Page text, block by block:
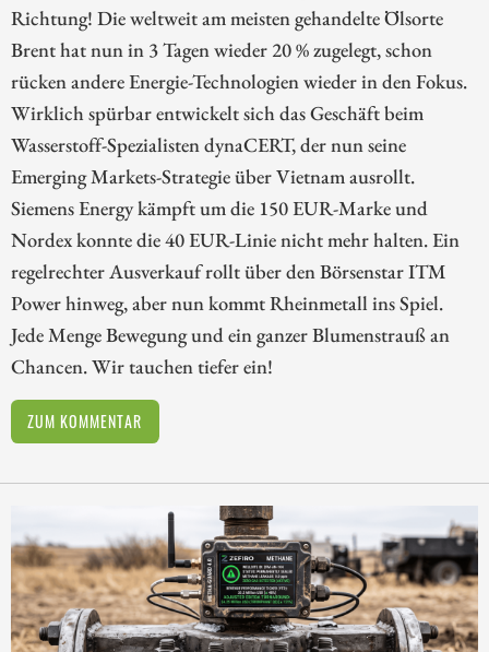
Richtung! Die weltweit am meisten gehandelte Ölsorte
Brent hat nun in 3 Tagen wieder 20 % zugelegt, schon
rücken andere Energie-Technologien wieder in den Fokus.
Wirklich spürbar entwickelt sich das Geschäft beim
Wasserstoff-Spezialisten dynaCERT, der nun seine
Emerging Markets-Strategie über Vietnam ausrollt.
Siemens Energy kämpft um die 150 EUR-Marke und
Nordex konnte die 40 EUR-Linie nicht mehr halten. Ein
regelrechter Ausverkauf rollt über den Börsenstar ITM
Power hinweg, aber nun kommt Rheinmetall ins Spiel.
Jede Menge Bewegung und ein ganzer Blumenstrauß an
Chancen. Wir tauchen tiefer ein!
ZUM KOMMENTAR